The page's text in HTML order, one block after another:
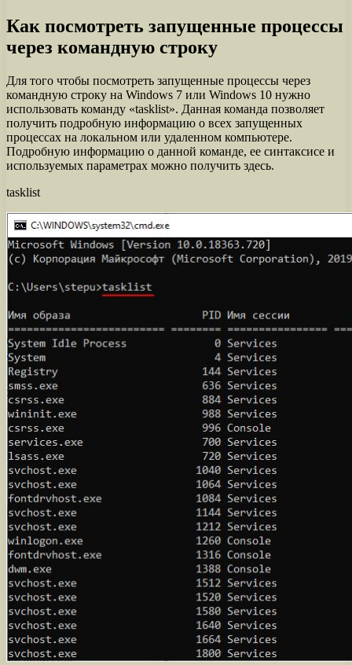
Как посмотреть запущенные процессы
через командную строку
Для того чтобы посмотреть запущенные процессы через
командную строку на Windows 7 или Windows 10 нужно
использовать команду «tasklist». Данная команда позволяет
получить подробную информацию о всех запущенных
процессах на локальном или удаленном компьютере.
Подробную информацию о данной команде, ее синтаксисе и
используемых параметрах можно получить здесь.
tasklist